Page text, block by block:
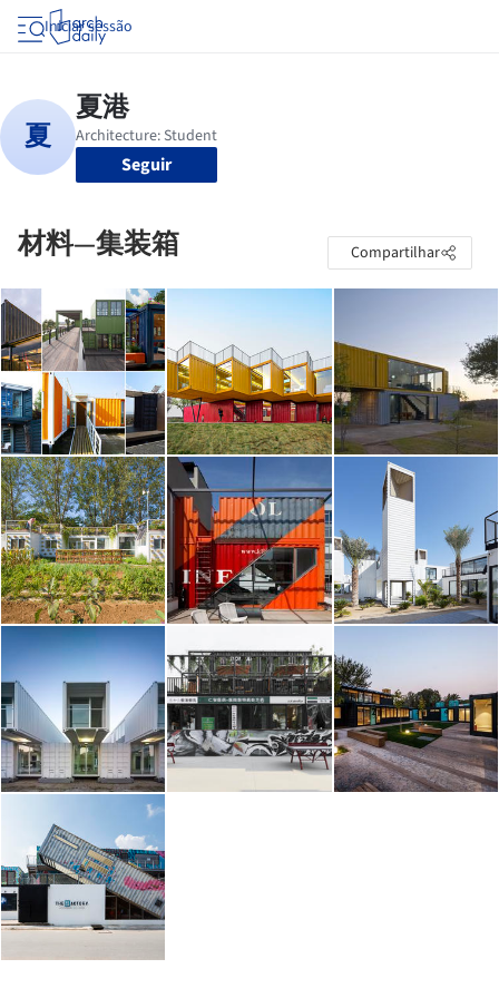
Iniciar sessão
Seguir
材料—集装箱 Compartilhar